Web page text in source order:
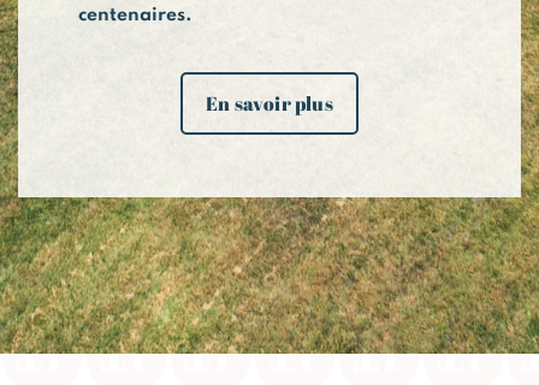
centenaires.
En savoir plus